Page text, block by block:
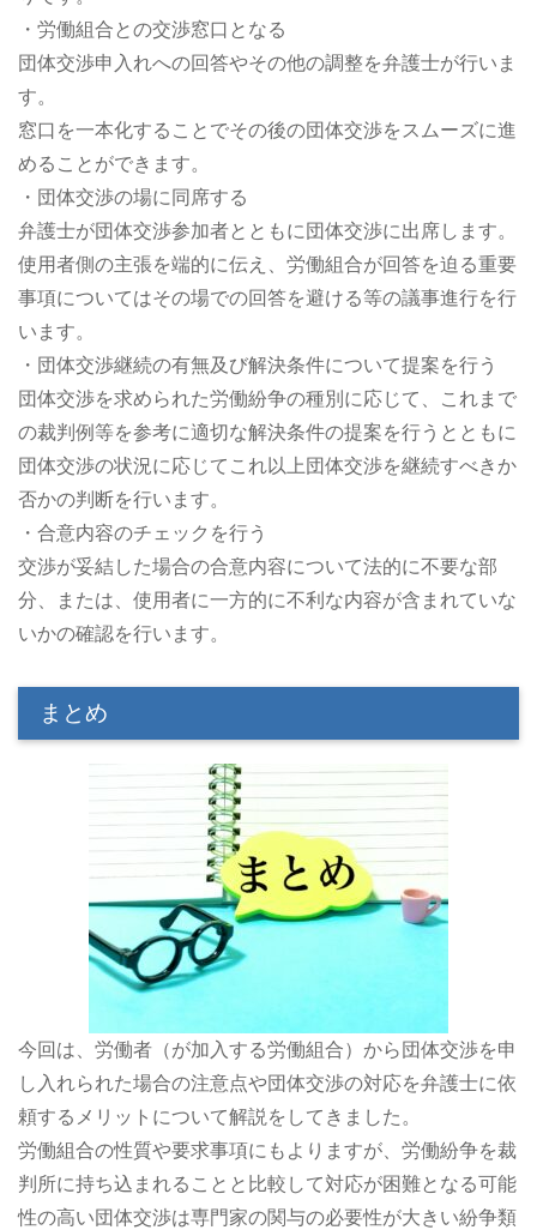
・労働組合との交渉窓口となる
団体交渉申入れへの回答やその他の調整を弁護士が行いま
す。
窓口を一本化することでその後の団体交渉をスムーズに進
めることができます。
・団体交渉の場に同席する
弁護士が団体交渉参加者とともに団体交渉に出席します。
使用者側の主張を端的に伝え、労働組合が回答を迫る重要
事項についてはその場での回答を避ける等の議事進行を行
います。
・団体交渉継続の有無及び解決条件について提案を行う
団体交渉を求められた労働紛争の種別に応じて、これまで
の裁判例等を参考に適切な解決条件の提案を行うとともに
団体交渉の状況に応じてこれ以上団体交渉を継続すべきか
否かの判断を行います。
・合意内容のチェックを行う
交渉が妥結した場合の合意内容について法的に不要な部
分、または、使用者に一方的に不利な内容が含まれていな
いかの確認を行います。
まとめ
今回は、労働者（が加入する労働組合）から団体交渉を申
し入れられた場合の注意点や団体交渉の対応を弁護士に依
頼するメリットについて解説をしてきました。
労働組合の性質や要求事項にもよりますが、労働紛争を裁
判所に持ち込まれることと比較して対応が困難となる可能
性の高い団体交渉は専門家の関与の必要性が大きい紛争類